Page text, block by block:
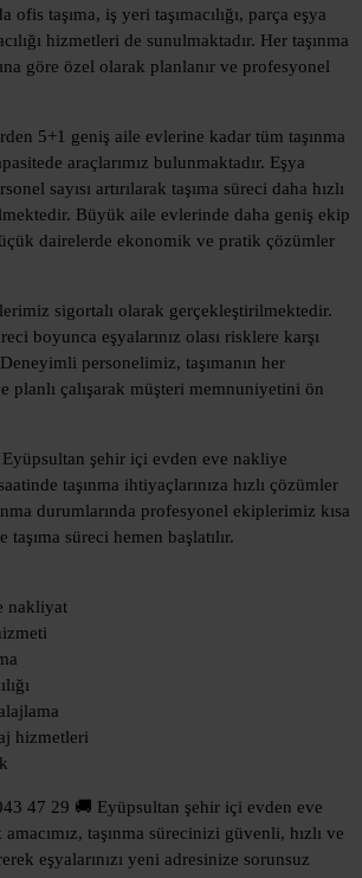
ofis taşıma, iş yeri taşımacılığı, parça eşya
hizmetleri de sunulmaktadır. Her taşınma
göre özel olarak planlanır ve profesyonel
5+1 geniş aile evlerine kadar tüm taşınma
araçlarımız bulunmaktadır. Eşya
sayısı artırılarak taşıma süreci daha hızlı
Büyük aile evlerinde daha geniş ekip
dairelerde ekonomik ve pratik çözümler
sigortalı olarak gerçekleştirilmektedir.
boyunca eşyalarınız olası risklere karşı
Deneyimli personelimiz, taşımanın her
planlı çalışarak müşteri memnuniyetini ön
şehir içi evden eve nakliye
taşınma ihtiyaçlarınıza hızlı çözümler
durumlarında profesyonel ekiplerimiz kısa
süreci hemen başlatılır.
nakliyat
hizmetleri
47 29 🚚 Eyüpsultan şehir içi evden eve
taşınma sürecinizi güvenli, hızlı ve
eşyalarınızı yeni adresinize sorunsuz